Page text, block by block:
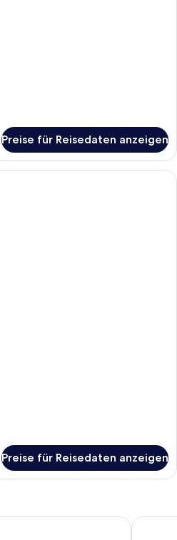
Preise für Reisedaten anzeigen
Preise für Reisedaten anzeigen
Holiday